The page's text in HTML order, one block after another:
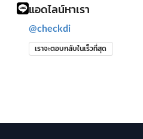
แอดไลน์หาเรา
@checkdi
เราจะตอบกลับในเร็วที่สุด